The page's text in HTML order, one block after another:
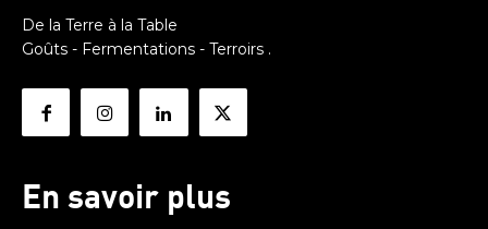
De la Terre à la Table
Goûts - Fermentations - Terroirs .
En savoir plus